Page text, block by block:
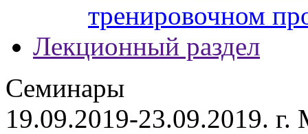
тренировочном
Лекционный раздел
Семинары
19.09.2019-23.09.2019. г.